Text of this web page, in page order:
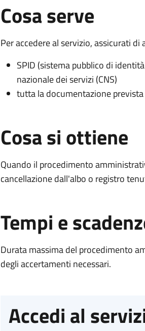
Cosa serve
Per accedere al servizio, assicurati di
SPID (sistema pubblico di
nazionale dei servizi (CNS)
tutta la documentazione
Cosa si ottiene
Quando il procedimento
cancellazione dall'albo o registro
Tempi e
Durata massima del procedimento
degli accertamenti necessari.
Accedi al